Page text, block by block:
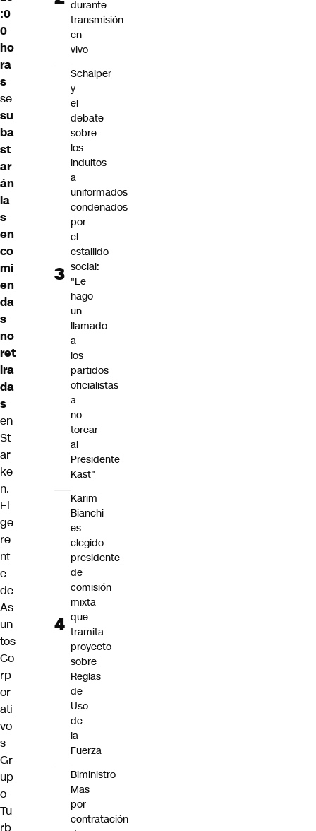
:0
0
ho
ra
s
se
su
ba
st
ar
án
la
s
en
co
mi
en
da
s
no
ret
ira
da
s
en
St
ar
ke
n.
El
ge
re
nt
e
de
As
un
tos
Co
rp
or
ati
vo
s
Gr
up
o
Tu
rb
durante
transmisión
en
vivo
Schalper
y
el
debate
sobre
los
indultos
a
uniformados
condenados
por
el
estallido
social:
"Le
hago
un
llamado
a
los
partidos
oficialistas
a
no
torear
al
Presidente
Kast"
Karim
Bianchi
es
elegido
presidente
de
comisión
mixta
que
tramita
proyecto
sobre
Reglas
de
Uso
de
la
Fuerza
Biministro
Mas
por
contratación